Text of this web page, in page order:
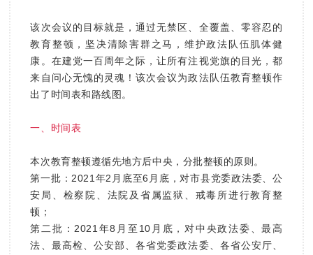
该次会议的目标就是，通过无禁区、全覆盖、零容忍的
教育整顿，坚决清除害群之马，维护政法队伍肌体健
康 。在建党一百周年之际，让所有注视党旗的目光，都
来自问心无愧的灵魂！该次会议为政法队伍教育整顿作
出了时间表和路线图。
一、时间表
本次教育整顿遵循先地方后中央，分批整顿的原则。
第一批：2021年2月底至6月底，对市县党委政法委、公
安局、检察院、法院及省属监狱、戒毒所进行教育整
顿；
第二批：2021年8月至10月底，对中央政法委、最高
法、最高检、公安部、各省党委政法委、各省公安厅、